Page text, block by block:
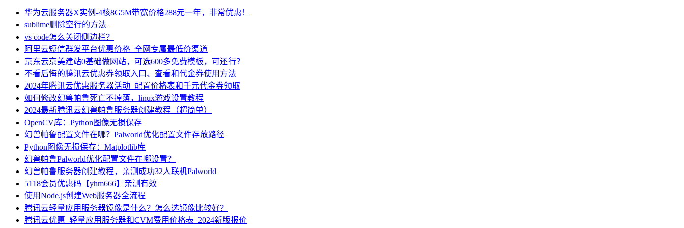
华为云服务器X实例-4核8G5M带宽价格288元一年，非常优惠！
sublime删除空行的方法
vs code怎么关闭侧边栏？
阿里云短信群发平台优惠价格_全网专属最低价渠道
京东云京美建站0基础做网站，可选600多免费模板，可还行？
不看后悔的腾讯云优惠券领取入口、查看和代金券使用方法
2024年腾讯云优惠服务器活动_配置价格表和千元代金券领取
如何修改幻兽帕鲁死亡不掉落，linux游戏设置教程
2024最新腾讯云幻兽帕鲁服务器创建教程（超简单）
OpenCV库：Python图像无损保存
幻兽帕鲁配置文件在哪？Palworld优化配置文件存放路径
Python图像无损保存：Matplotlib库
幻兽帕鲁Palworld优化配置文件在哪设置？
幻兽帕鲁服务器创建教程，亲测成功32人联机Palworld
5118会员优惠码【yhm666】亲测有效
使用Node.js创建Web服务器全流程
腾讯云轻量应用服务器镜像是什么？怎么选镜像比较好？
腾讯云优惠_轻量应用服务器和CVM费用价格表_2024新版报价